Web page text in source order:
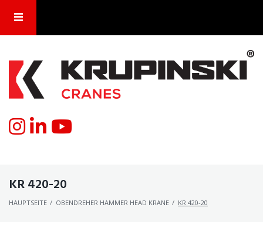
KR 420-20
HAUPTSEITE / OBENDREHER HAMMER HEAD KRANE / KR 420-20